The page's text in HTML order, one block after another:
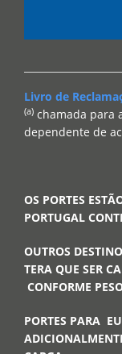
Livro de
(a) chamada para
dependente de
OS PORTES
PORTUGAL
OUTROS
TERA QUE SER
CONFORME
PORTES PARA